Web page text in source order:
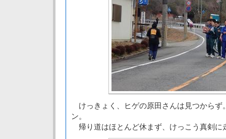
けっきょく、ヒゲの原田さんは見つからず
ン。
帰り道はほとんど休まず、けっこう真剣に